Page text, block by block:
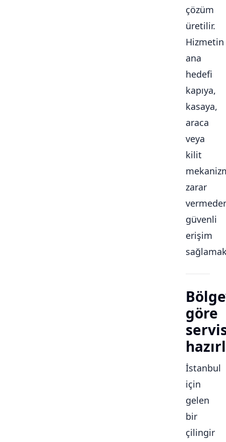
çözüm
üretilir.
Hizmetin
ana
hedefi
kapıya,
kasaya,
araca
veya
kilit
zarar
güvenli
erişim
göre
İstanbul
için
gelen
bir
çilingir